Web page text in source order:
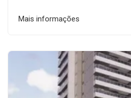
Mais informações